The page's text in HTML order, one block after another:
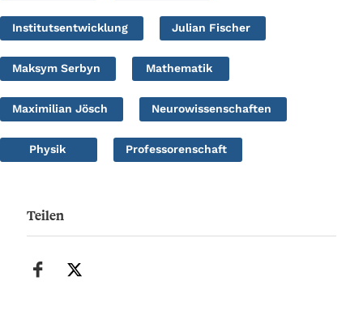
Institutsentwicklung Julian Fischer
Maksym Serbyn Mathematik
Maximilian Jösch Neurowissenschaften
Physik Professorenschaft
Teilen